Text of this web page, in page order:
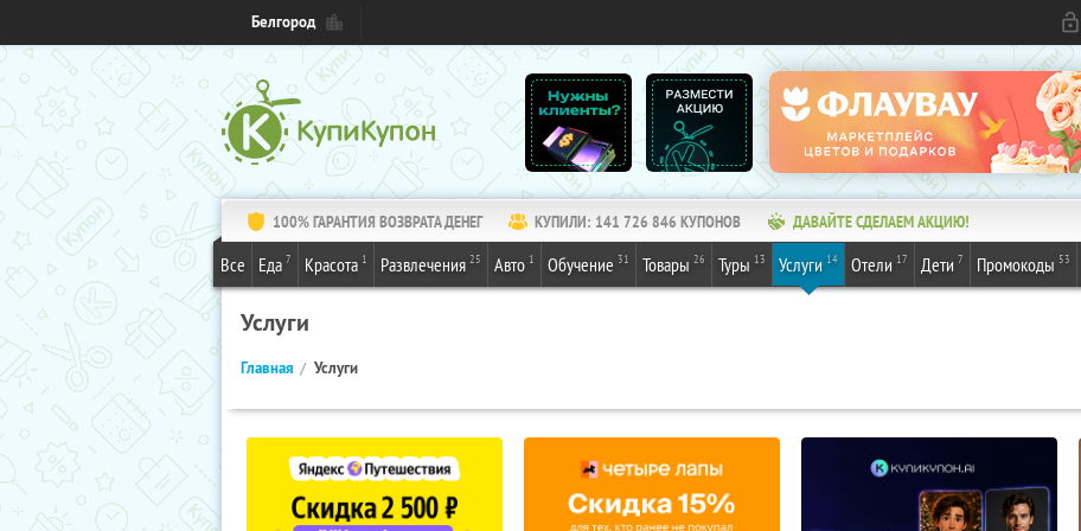
Белгород
100% ГАРАНТИЯ ВОЗВРАТА ДЕНЕГ КУПИЛИ: 141 726 846 КУПОНОВ ДАВАЙТЕ СДЕЛАЕМ АКЦИЮ!
Все Еда 7 Красота 1 Развлечения 25 Авто 1 Обучение 31 Товары 26 Туры 13 Услуги 14 Отели 17 Дети 7 Промокоды 53
Услуги
Главная Услуги